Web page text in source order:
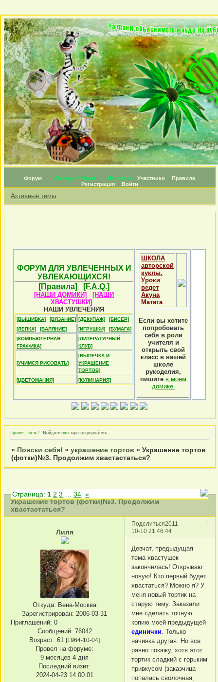
Форум Личные топики Награды Участники
Правила
Регистрация
Войти
Активные темы
ФОРУМ ДЛЯ УВЛЕЧЕННЫХ И
УВЛЕКАЮЩИХСЯ!
[Правила]
[F.A.Q.]
[НАШИ ДОМИКИ]
[НАШИ
ХВАСТУШКИ]
НАШИ УВЛЕЧЕНИЯ
[ВЫШИВКА] [ВЯЗАНИЕ] [ДЕКУПАЖ]
[БИСЕР]
[ЛЕПКА]
[ВАЛЯНИЕ] [ИГРУШКИ]
[БУМАГА]
[КОМПЬЮТЕРНАЯ
ГРАФИКА]
[ЛИТЕРАТУРНЫЙ
КЛУБ]
[УЧИМСЯ РИСОВАТЬ]
[ВЫПЕЧКА И
УКРАШЕНИЕ
ТОРТОВ]
[ЦВЕТОМАНИЯ]
[КУЛИНАРИЯ]
ШКОЛА
авторской
куклы.
Уроки
ведет
Акуна
Матата
Если вы хотите
попробовать
себя в роли
учителя и
открыть свой
класс в нашей
школе
рукоделия,
пишите в моем
домике
Привет, Гость! Войдите или зарегистрируйтесь
» Поиски себя! »украшение тортов »Украшение тортов
(фотки)№3. Продолжим хвастастаться?
Украшение тортов (фотки)№3. Продолжим
хвастастаться?
Страница: 1 2 3 34 »
Поделиться 1
2011-
10-10 21:46:44
Лиля
Откуда: Вена-Москва
Зарегистрирован: 2006-03-31
Приглашений: 0
Сообщений: 76042
Возраст: 61 [1964-10-04]
Провел на форуме:
9 месяцев 4 дня
Последний визит:
2024-04-23 14:00:01
Девчат, предыдущая
тема хвастушек
закончилась! Открываю
новую! Кто первый будет
хвастаться? Можно я? У
меня новый тортик на
старую тему. Заказали
мне сделать точную
копию моей предыдущей
единички . Только
начинка другая. Но все
равно покажу, хотя этот
тортик сладкий с горьким
привкусом (заказчица
попалась сволочная,